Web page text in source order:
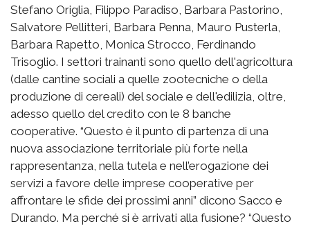
Stefano Origlia, Filippo Paradiso, Barbara Pastorino,
Salvatore Pellitteri, Barbara Penna, Mauro Pusterla,
Barbara Rapetto, Monica Strocco, Ferdinando
Trisoglio. I settori trainanti sono quello dell'agricoltura
(dalle cantine sociali a quelle zootecniche o della
produzione di cereali) del sociale e dell'edilizia, oltre,
adesso quello del credito con le 8 banche
cooperative. “Questo è il punto di partenza di una
nuova associazione territoriale più forte nella
rappresentanza, nella tutela e nell’erogazione dei
servizi a favore delle imprese cooperative per
affrontare le sfide dei prossimi anni” dicono Sacco e
Durando. Ma perché si è arrivati alla fusione? “Questo